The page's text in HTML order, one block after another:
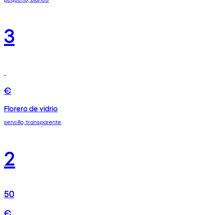
3
€
Florero de vidrio
sencillo, transparente
2
50